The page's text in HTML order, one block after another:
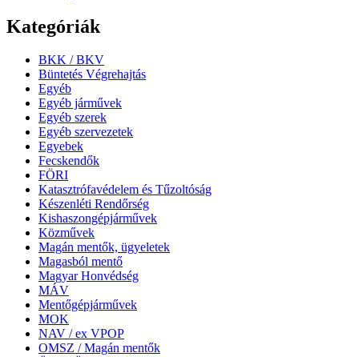
Kategóriák
BKK / BKV
Büntetés Végrehajtás
Egyéb
Egyéb járművek
Egyéb szerek
Egyéb szervezetek
Egyebek
Fecskendők
FÖRI
Katasztrófavédelem és Tűzoltóság
Készenléti Rendőrség
Kishaszongépjárművek
Közművek
Magán mentők, ügyeletek
Magasból mentő
Magyar Honvédség
MÁV
Mentőgépjárművek
MOK
NAV / ex VPOP
OMSZ / Magán mentők